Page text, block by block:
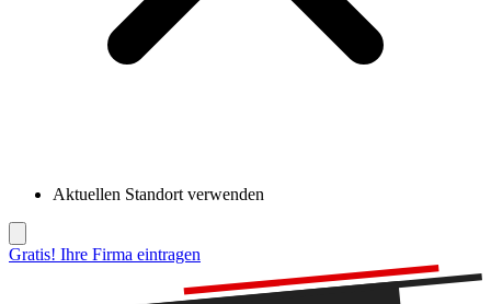
Aktuellen Standort verwenden
Gratis! Ihre Firma eintragen